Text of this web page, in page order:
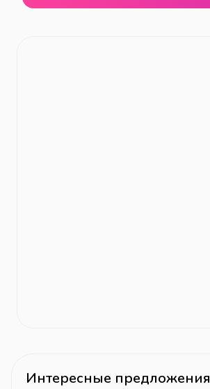
Интересные предложения